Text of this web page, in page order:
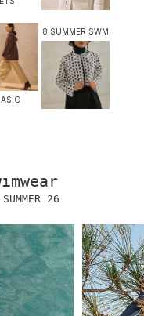
8.SUMMER SWM
26